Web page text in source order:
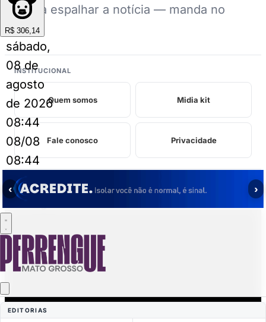
R$ 306,14
sábado,
08 de
agosto
de 2026
08:44
08/08
08:44
‹ ›
EDITORIAS
Ajuda a espalhar a notícia — manda no
grupo.
INSTITUCIONAL
Quem somos Midia kit
Fale conosco Privacidade
Perrengues relacionados